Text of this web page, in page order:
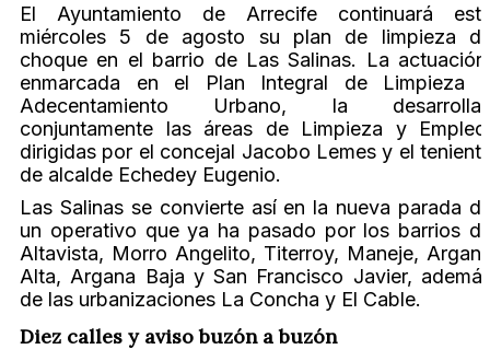
El Ayuntamiento de Arrecife continuará
miércoles 5 de agosto su plan de limpieza
choque en el barrio de Las Salinas. La
enmarcada en el Plan Integral de Limpieza
Adecentamiento Urbano, la
conjuntamente las áreas de Limpieza y
dirigidas por el concejal Jacobo Lemes y el
de alcalde Echedey Eugenio.
Las Salinas se convierte así en la nueva parada
un operativo que ya ha pasado por los barrios
Altavista, Morro Angelito, Titerroy, Maneje,
Alta, Argana Baja y San Francisco Javier,
de las urbanizaciones La Concha y El Cable.
Diez calles y aviso buzón a buzón